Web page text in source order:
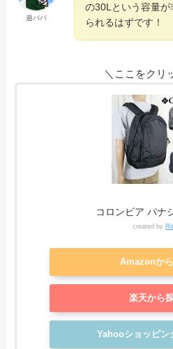
遊パパ
の30Lという容量が
られるはずです！
＼ここをクリ
コロンビア パナ
created by
Amazonか
楽天から
Yahooショッピン